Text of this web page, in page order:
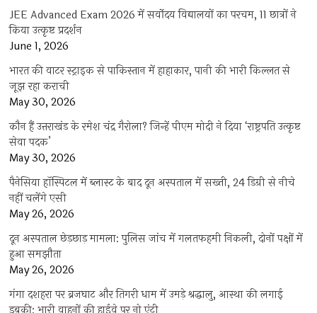
JEE Advanced Exam 2026 में सर्वोदय विद्यालयों का परचम, 11 छात्रों ने
किया उत्कृष्ट प्रदर्शन
June 1, 2026
भारत की वाटर स्ट्राइक से पाकिस्तान में हाहाकार, पानी की भारी किल्लत से
जूझ रहा कराची
May 30, 2026
कौन हैं उत्तराखंड के रमेश चंद्र गैरोला? जिन्हें पीएम मोदी ने दिया ‘राष्ट्रपति उत्कृष्ट
सेवा पदक’
May 30, 2026
पैनेसिया हॉस्पिटल में ब्लास्ट के बाद दून अस्पताल में सख्ती, 24 डिग्री से नीचे
नहीं चलेंगे एसी
May 26, 2026
दून अस्पताल छेड़छाड़ मामला: पुलिस जांच में गलतफहमी निकली, दोनों पक्षों में
हुआ समझौता
May 26, 2026
गंगा दशहरा पर ब्रजघाट और तिगरी धाम में उमड़े श्रद्धालु, आस्था की लगाई